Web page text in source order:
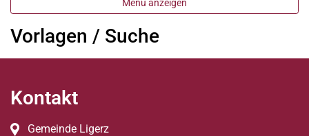
Menü anzeigen
Vorlagen / Suche
Kontakt
Gemeinde Ligerz